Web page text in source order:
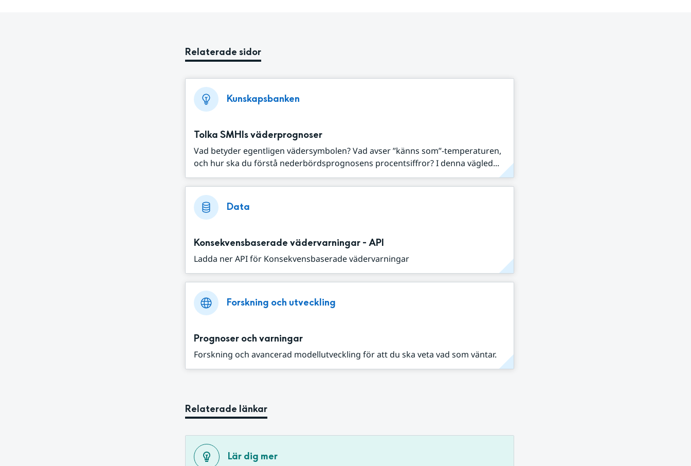
Relaterade sidor
Kunskapsbanken
Tolka SMHIs väderprognoser
Vad betyder egentligen vädersymbolen? Vad avser ”känns som”-temperaturen,
och hur ska du förstå nederbördsprognosens procentsiffror? I denna vägled...
Data
Konsekvensbaserade vädervarningar - API
Ladda ner API för Konsekvensbaserade vädervarningar
Forskning och utveckling
Prognoser och varningar
Forskning och avancerad modellutveckling för att du ska veta vad som väntar.
Relaterade länkar
Lär dig mer